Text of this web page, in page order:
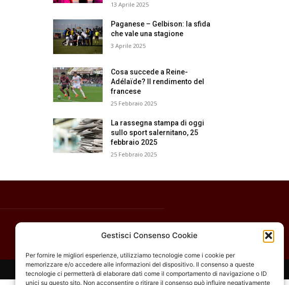
Gestisci Consenso Cookie
Per fornire le migliori esperienze, utilizziamo tecnologie come i cookie per
memorizzare e/o accedere alle informazioni del dispositivo. Il consenso a queste
tecnologie ci permetterà di elaborare dati come il comportamento di navigazione o ID
unici su questo sito. Non acconsentire o ritirare il consenso può influire negativamente
13 Aprile 2025
Paganese – Gelbison: la sfida
che vale una stagione
3 Aprile 2025
Cosa succede a Reine-
Adélaïde? Il rendimento del
francese
25 Febbraio 2025
La rassegna stampa di oggi
sullo sport salernitano, 25
febbraio 2025
25 Febbraio 2025